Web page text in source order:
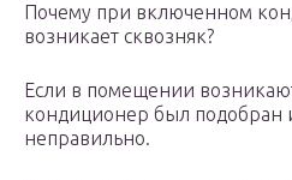
Почему при включенном
возникает сквозняк?
Если в помещении
кондиционер был подобран
неправильно.